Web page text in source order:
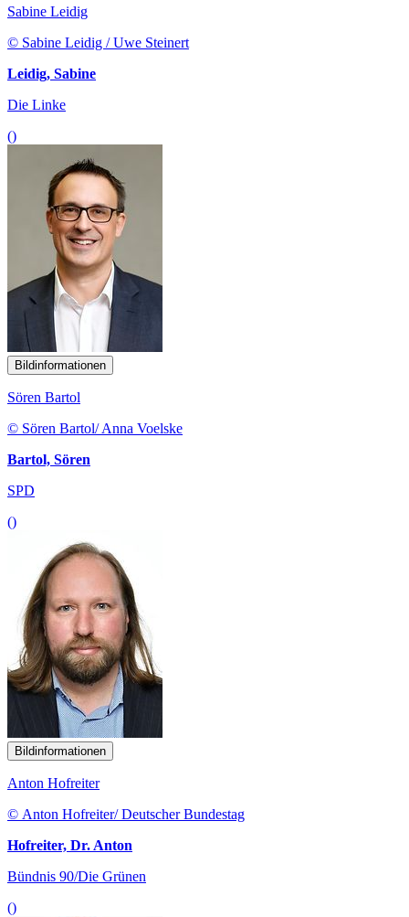
Sabine Leidig
© Sabine Leidig / Uwe Steinert
Leidig, Sabine
Die Linke
()
Bildinformationen
Sören Bartol
© Sören Bartol/ Anna Voelske
Bartol, Sören
SPD
()
Bildinformationen
Anton Hofreiter
© Anton Hofreiter/ Deutscher Bundestag
Hofreiter, Dr. Anton
Bündnis 90/Die Grünen
()